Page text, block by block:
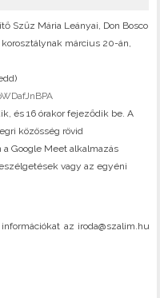
Szűz Mária Leányai, Don Bosco
március 20-án,
és 16 órakor fejeződik be. A
közösség rövid
Google Meet alkalmazás
vagy az egyéni
az iroda@szalim.hu